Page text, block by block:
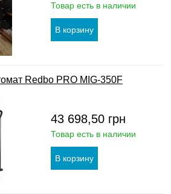
Товар есть в наличии
Redbo PRO MIG-350F
43 698,50 грн
Товар есть в наличии